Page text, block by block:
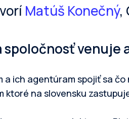
Matúš Konečný,
spoločnosť venuje
a ich agentúram spojiť sa
ktoré na slovensku